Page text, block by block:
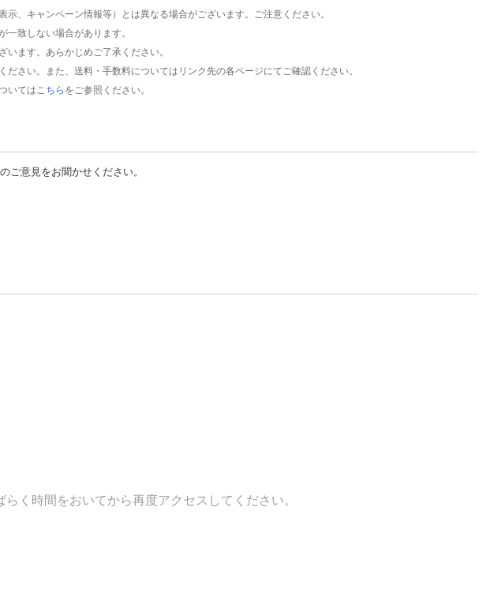
、キャンペーン情報等）とは異なる場合がございます。ご注意ください。
致しない場合があります。
ます。あらかじめご了承ください。
さい。また、送料・手数料についてはリンク先の各ページにてご確認ください。
いては こちら をご参照ください。
ご意見をお聞かせください。
く時間をおいてから再度アクセスしてください。